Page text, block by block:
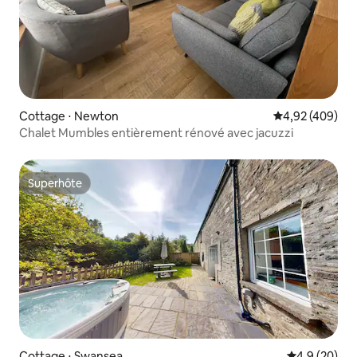
Cottage ⋅ Newton Évaluation
4,92 (409)
Chalet Mumbles entièrement rénové avec jacuzzi
Superhôte
Superhôte